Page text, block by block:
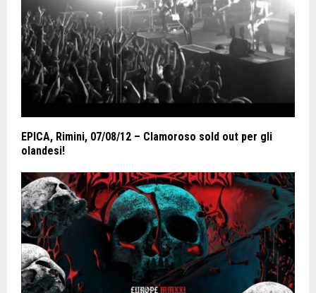
EPICA, Rimini, 07/08/12 – Clamoroso sold out per gli
olandesi!